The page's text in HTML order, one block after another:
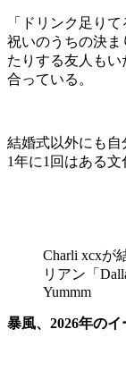
「ドリンク足り
祝いのうちの決
たりする友人も
合っている。
結婚式以外にも
1年に1回はある文
Charli xcxが
リアン「
Yummm
暴風、2026年の